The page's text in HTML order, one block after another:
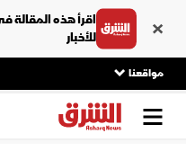
اقرأ هذه
للأخبار
مواقعنا